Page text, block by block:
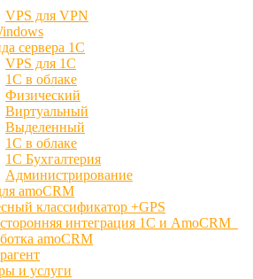
VPS для VPN
сервера 1С
VPS для 1С
1С в облаке
Физический
Виртуальный
Выделенный
1С в облаке
1С Бухгалтерия
Администрирование
amoCRM
классификатор +GPS
интеграция 1С и AmoCRM
amoCRM
и услуги